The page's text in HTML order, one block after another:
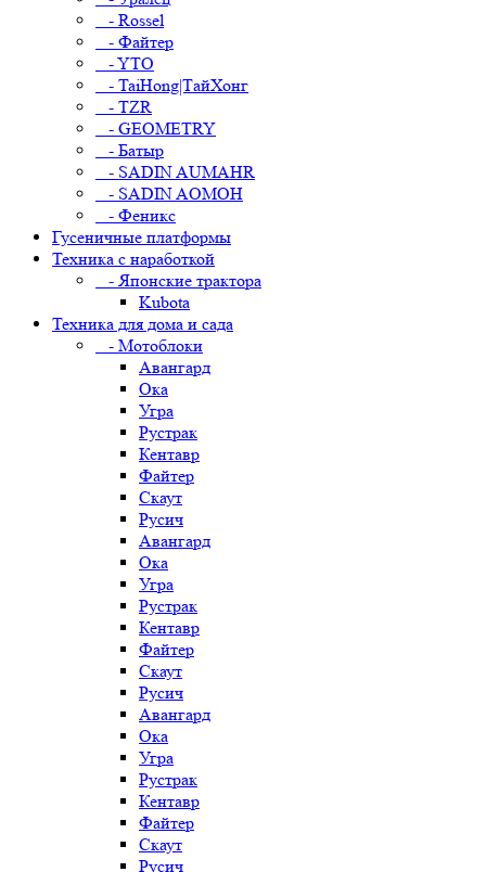
- Rossel
- Файтер
- YTO
- TaiHong|ТайХонг
- TZR
- GEOMETRY
- Батыр
- SADIN AUMAHR
- SADIN AOMOH
- Феникс
Гусеничные платформы
Техника с наработкой
- Японские трактора
Kubota
Техника для дома и сада
- Мотоблоки
Авангард
Ока
Угра
Рустрак
Кентавр
Файтер
Скаут
Русич
Авангард
Ока
Угра
Рустрак
Кентавр
Файтер
Скаут
Русич
Авангард
Ока
Угра
Рустрак
Кентавр
Файтер
Скаут
Русич